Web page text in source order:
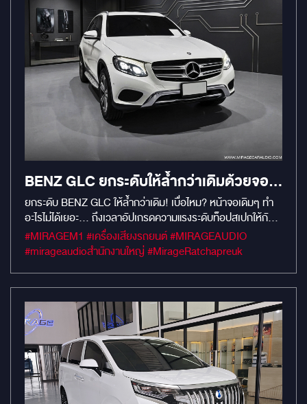
BENZ GLC ยกระดับให้ล้ำกว่าเดิมด้วยจอ
แอนดรอยด์ตรงรุ่น RAM 8 / ROM 256 GB
ที่เร็ว แรง และจุสะใจที่สุดในนาทีนี้
ยกระดับ BENZ GLC ให้ล้ำกว่าเดิม! เบื่อไหม? หน้าจอเดิมๆ ทำ
อะไรไม่ได้เยอะ... ถึงเวลาอัปเกรดความแรงระดับท็อปสเปกให้กับ
BENZ GLC คันโปรดของคุณ ด้วย "จอแอนดรอยด์ตรงรุ่น RAM
8 / ROM 256 GB" ที่เร็ว แรง และจุสะใจที่สุดในนาทีนี้! ราย
ไม่มีสะดุด เปิดหลายแอปพร้อมกันก็เอาอยู่ จุสะใจ ไม่กลัวเต็ม:
ROM 256 GB โหลดแอป ดูหนัง ฟังเพลง เซฟแผนที่ออฟไลน์ได้
เหลือๆ ดีไซน์ตรงรุ่น: ติดตั้งเนียนกริบกลืนไปกับคอนโซล ไม่ตัดต่อ
สายไฟ ระบบเดิมของรถใช้งานได้ครบ 100% ความบันเทิงครบ
วงจร: YouTube, Netflix, Google Maps, Apple CarPlay &
Android Auto ไร้สาย คมชัดระดับ HD
#MIRAGEM1 #เครื่องเสียงรถยนต์ #MIRAGEAUDIO
#mirageaudioสำนักงานใหญ่ #MirageRatchapreuk